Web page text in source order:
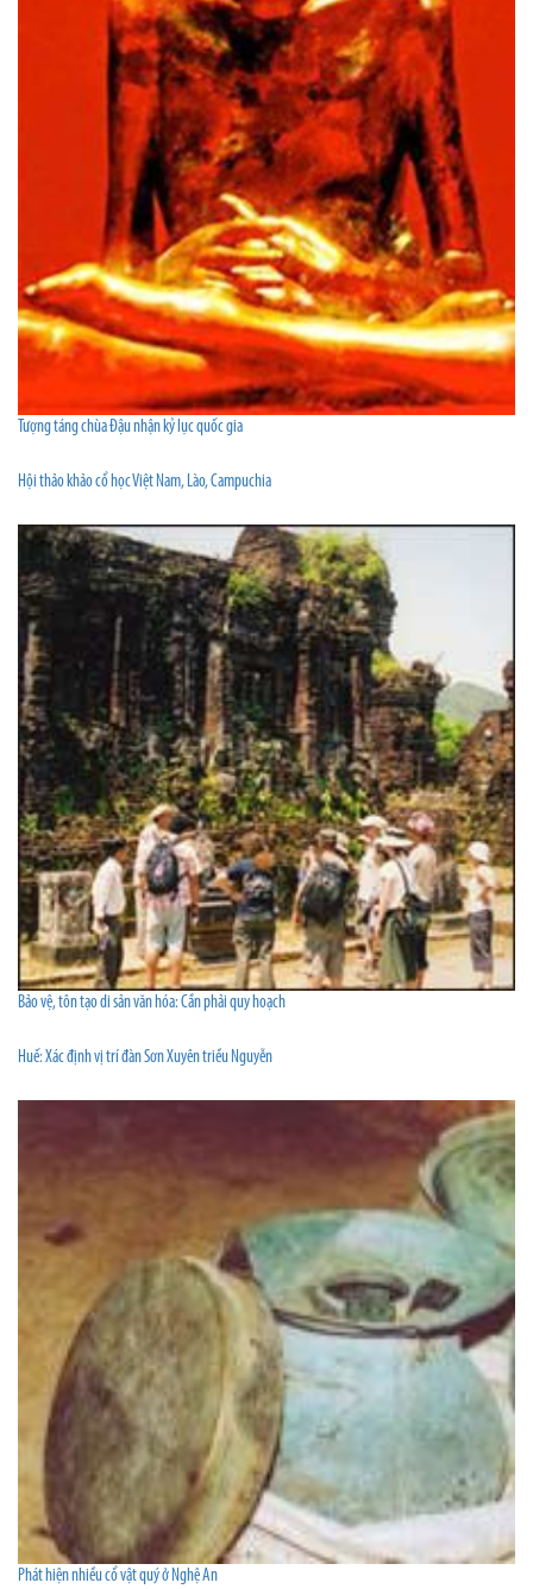
Tượng táng chùa Đậu nhận kỷ lục quốc gia
Hội thảo khảo cổ học Việt Nam, Lào, Campuchia
Bảo vệ, tôn tạo di sản văn hóa: Cần phải quy hoạch
Huế: Xác định vị trí đàn Sơn Xuyên triều Nguyễn
Phát hiện nhiều cổ vật quý ở Nghệ An